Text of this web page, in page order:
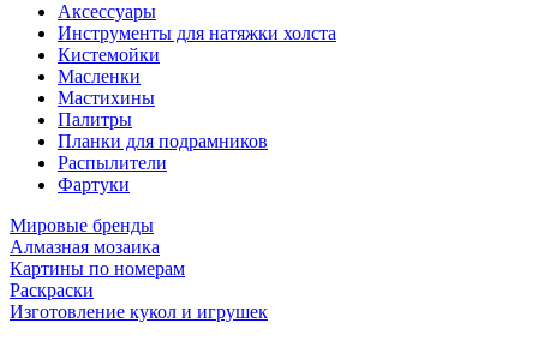
Аксессуары
Инструменты для натяжки холста
Кистемойки
Масленки
Мастихины
Палитры
Планки для подрамников
Распылители
Фартуки
Мировые бренды
Алмазная мозаика
Картины по номерам
Раскраски
Изготовление кукол и игрушек